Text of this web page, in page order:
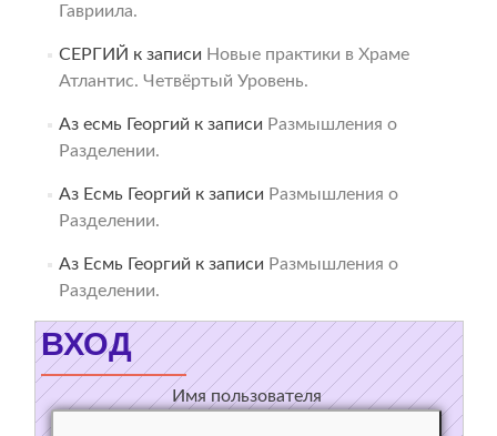
Гавриила.
СЕРГИЙ к записи Новые практики в Храме
Атлантис. Четвёртый Уровень.
Аз есмь Георгий к записи Размышления о
Разделении.
Аз Есмь Георгий к записи Размышления о
Разделении.
Аз Есмь Георгий к записи Размышления о
Разделении.
ВХОД
Имя пользователя